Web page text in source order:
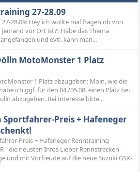
27-28.09
28.09: Hey ich wollte mal fragen ob von
vor Ort ist?! Habe das Thema
und evtl. kann man...
MotoMonster 1 Platz
1 Platz abzugeben: Moin, wie die
ich ggf. für den 04./05.08. einen Platz bei
abzugeben. Bei Interesse bitte...
Sportfahrer-Preis + Hafeneger
Preis + Hafeneger Renntraining
- die neusten Infos Lieber Rennstrecken-
und mit Vorfreude auf die neue Suzuki GSX-